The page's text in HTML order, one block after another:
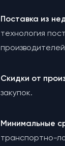
Поставка из
технология
Cкидки от
закупок.
Минимальные
транспортно-